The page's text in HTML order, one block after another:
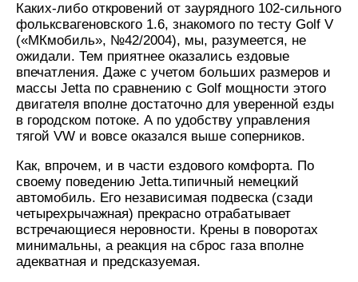
Каких-либо откровений от заурядного 102-сильного
фольксвагеновского 1.6, знакомого по тесту Golf V
(«МКмобиль», №42/2004), мы, разумеется, не
ожидали. Тем приятнее оказались ездовые
впечатления. Даже с учетом больших размеров и
массы Jetta по сравнению с Golf мощности этого
двигателя вполне достаточно для уверенной езды
в городском потоке. А по удобству управления
тягой VW и вовсе оказался выше соперников.
Как, впрочем, и в части ездового комфорта. По
своему поведению Jetta.типичный немецкий
автомобиль. Его независимая подвеска (сзади
четырехрычажная) прекрасно отрабатывает
встречающиеся неровности. Крены в поворотах
минимальны, а реакция на сброс газа вполне
адекватная и предсказуемая.